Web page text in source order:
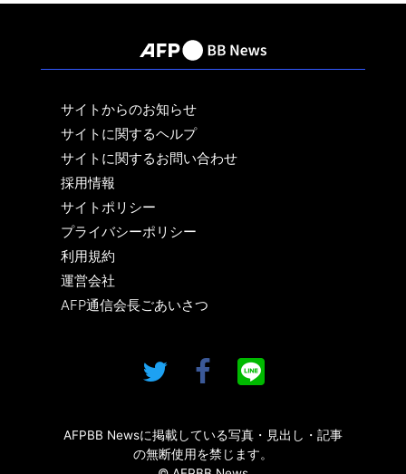
サイトからのお知らせ
サイトに関するヘルプ
サイトに関するお問い合わせ
採用情報
サイトポリシー
プライバシーポリシー
利用規約
運営会社
AFP通信会長ごあいさつ
AFPBB Newsに掲載している写真・見出し・記事
の無断使用を禁じます。